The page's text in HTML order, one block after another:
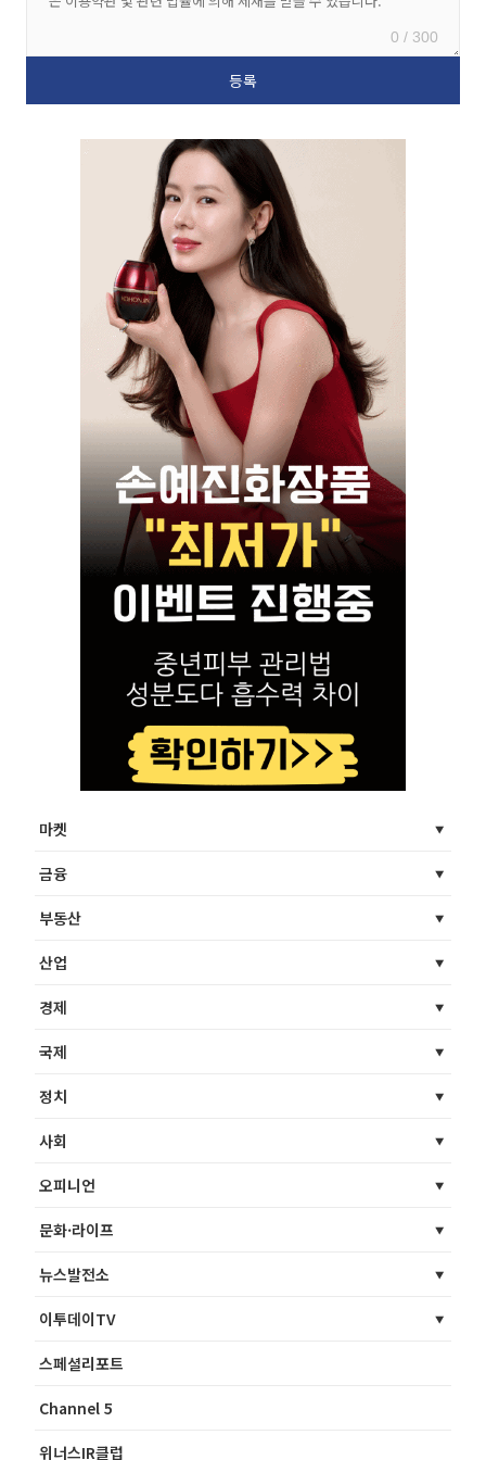
0 / 300
마켓
금융
부동산
산업
경제
국제
정치
사회
오피니언
문화·라이프
뉴스발전소
이투데이TV
스페셜리포트
Channel 5
위너스IR클럽